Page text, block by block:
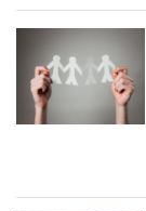
Nové pravidlá EÚ
cestujúcich
Riziká lacného
zdravia
Nové pravidlá
Nárok na
termíny po